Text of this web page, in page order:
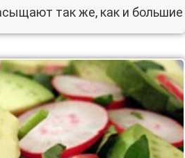
так же, как и большие